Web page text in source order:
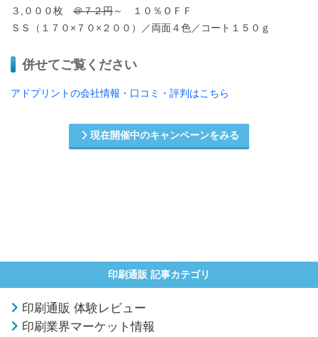
３,０００枚 ＠７２円 ～ １０％ＯＦＦ
ＳＳ（１７０×７０×２００）／両面４色／コート１５０ｇ
併せてご覧ください
アドプリントの会社情報・口コミ・評判はこちら
現在開催中のキャンペーンをみる
印刷通販 記事カテゴリ
印刷通販 体験レビュー
印刷業界マーケット情報